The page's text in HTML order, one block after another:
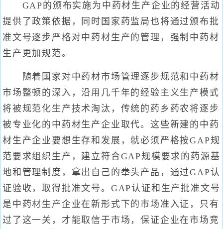
GAP的颁布实施为中药材生产企业的经营活动
提供了政策依据，同时国家药监局也将通过颁布批
准文号逐步严格对中药材生产的管理，强制中药材
生产更加规范。
随着国家对中药材市场管理逐步规范和中药材
市场整顿的深入，沿用几千年的经验主义生产模式
将被规范化生产技术淘汰，传统的药乡药农将逐步
被专业化的中药材生产企业取代。这些新建的中药
材生产企业要想生存和发展，就必须严格按GAP规
范要求组织生产，建立符合GAP规模要求的药源基
地和管理制度，拿出自己的拳头产品，通过GAP认
证验收，取得批准文号。GAP认证和生产批准文号
是中药材生产企业在新形式下的市场准入证，只有
过了这一关，才能取信于市场，保证企业在市场竞